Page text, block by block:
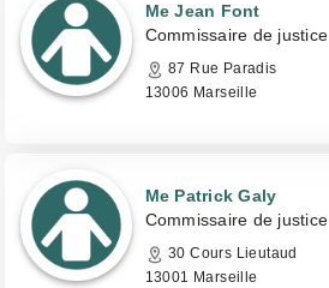
Me Jean Font
Commissaire de justice
87 Rue Paradis
13006 Marseille
Me Patrick Galy
Commissaire de justice
30 Cours Lieutaud
13001 Marseille